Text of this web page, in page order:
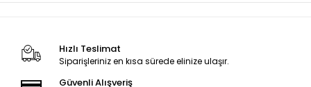
Hızlı Teslimat
Siparişleriniz en kısa sürede elinize ulaşır.
Güvenli Alışveriş